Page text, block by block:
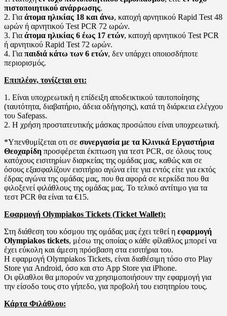
πιστοποιητικού ανάρρωσης.
2. Για άτομα ηλικίας 18 και άνω, κατοχή αρνητικού Rapid Test 48
ωρών ή αρνητικού Test PCR 72 ωρών.
3. Για άτομα ηλικίας 6 έως 17 ετών, κατοχή αρνητικού Test PCR
ή αρνητικού Rapid Test 72 ωρών.
4. Για παιδιά κάτω των 6 ετών, δεν υπάρχει οποιοσδήποτε
περιορισμός.
Επιπλέον, τονίζεται οτι:
1. Είναι υποχρεωτική η επίδειξη αποδεικτικού ταυτοποίησης
(ταυτότητα, διαβατήριο, άδεια οδήγησης), κατά τη διάρκεια ελέγχου
του Safepass.
2. H χρήση προστατευτικής μάσκας προσώπου είναι υποχρεωτική.
*Υπενθυμίζεται οτι σε συνεργασία με τα Κλινικά Εργαστήρια
Θεοχαρίδη προσφέρεται έκπτωση για τεστ PCR, σε όλους τους
κατόχους εισιτηρίων διαρκείας της ομάδας μας, καθώς και σε
όσους εξασφαλίζουν εισιτήριο αγώνα είτε για εντός είτε για εκτός
έδρας αγώνα της ομάδας μας, που θα αφορά σε κερκίδα που θα
φιλοξενεί φιλάθλους της ομάδας μας. Το τελικό αντίτιμο για τα
τεστ PCR θα είναι τα €15.
Εφαρμογή Olympiakos Tickets (Ticket Wallet):
Στη διάθεση του κόσμου της ομάδας μας έχει τεθεί η εφαρμογή
Olympiakos tickets, μέσω της οποίας ο κάθε φίλαθλος μπορεί να
έχει εύκολη και άμεση πρόσβαση στα εισιτήρια του.
Η εφαρμογή Olympiakos Tickets, είναι διαθέσιμη τόσο στο Play
Store για Android, όσο και στο App Store για iPhone.
Οι φίλαθλοι θα μπορούν να χρησιμοποιήσουν την εφαρμογή για
την είσοδο τους στο γήπεδο, για προβολή του εισητηρίου τους.
Κάρτα Φιλάθλου: